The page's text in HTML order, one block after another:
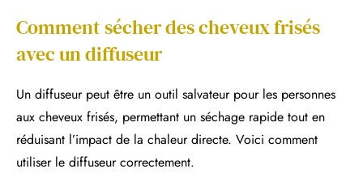
Comment sécher des cheveux frisés
avec un diffuseur
Un diffuseur peut être un outil salvateur pour les personnes
aux cheveux frisés, permettant un séchage rapide tout en
réduisant l’impact de la chaleur directe. Voici comment
utiliser le diffuseur correctement.